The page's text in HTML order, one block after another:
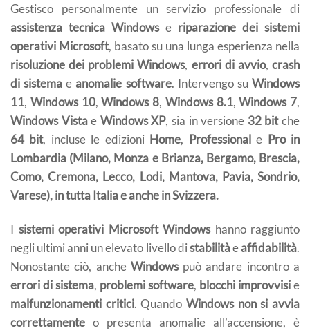
Gestisco personalmente un servizio professionale di
assistenza tecnica Windowse riparazione dei sistemi
operativi Microsoft, basato su una lunga esperienza nella
risoluzione dei problemi Windows, errori di avvio,crash
di sistema eanomalie software. Intervengo suWindows
11, Windows 10,Windows 8, Windows 8.1,Windows 7,
Windows Vistae Windows XP, sia in versione 32 bitche
64 bit, incluse le edizioni Home, Professionale Pro in
Lombardia (Milano, Monza e Brianza, Bergamo, Brescia,
Como, Cremona, Lecco, Lodi, Mantova, Pavia, Sondrio,
Varese), in tutta Italia e anche in Svizzera.
I sistemi operativi Microsoft Windowshanno raggiunto
negli ultimi anni un elevato livello distabilitàeaffidabilità.
Nonostante ciò, anche Windowspuò andare incontro a
errori di sistema, problemi software, blocchi improvvisie
malfunzionamenti critici. QuandoWindows non si avvia
correttamente o presenta anomalie all’accensione, è